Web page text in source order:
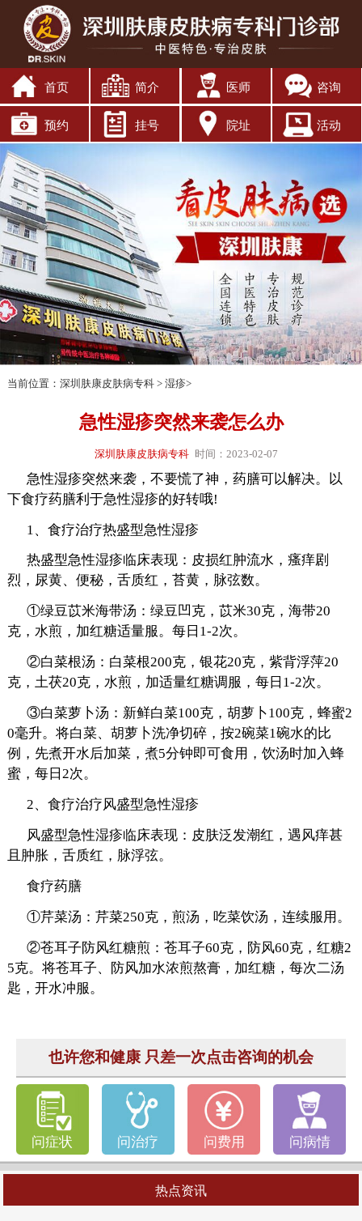
首页 简介 医师 咨询
预约 挂号 院址 活动
当前位置： 深圳肤康皮肤病专科> 湿疹>
急性湿疹突然来袭怎么办
深圳肤康皮肤病专科 时间：2023-02-07
急性湿疹突然来袭，不要慌了神，药膳可以解决。以
下食疗药膳利于急性湿疹的好转哦!
1、食疗治疗热盛型急性湿疹
热盛型急性湿疹临床表现：皮损红肿流水，瘙痒剧
烈，尿黄、便秘，舌质红，苔黄，脉弦数。
①绿豆苡米海带汤：绿豆凹克，苡米30克，海带20
克，水煎，加红糖适量服。每日1-2次。
②白菜根汤：白菜根200克，银花20克，紫背浮萍20
克，土茯20克，水煎，加适量红糖调服，每日1-2次。
③白菜萝卜汤：新鲜白菜100克，胡萝卜100克，蜂蜜2
0毫升。将白菜、胡萝卜洗净切碎，按2碗菜1碗水的比
例，先煮开水后加菜，煮5分钟即可食用，饮汤时加入蜂
蜜，每日2次。
2、食疗治疗风盛型急性湿疹
风盛型急性湿疹临床表现：皮肤泛发潮红，遇风痒甚
且肿胀，舌质红，脉浮弦。
食疗药膳
①芹菜汤：芹菜250克，煎汤，吃菜饮汤，连续服用。
②苍耳子防风红糖煎：苍耳子60克，防风60克，红糖2
5克。将苍耳子、防风加水浓煎熬膏，加红糖，每次二汤
匙，开水冲服。
也许您和健康 只差一次点击咨询的机会
问症状 问治疗 问费用 问病情
热点资讯